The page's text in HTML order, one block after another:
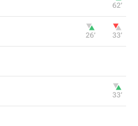
62‎’‎
26‎’‎ 33‎’‎
33‎’‎